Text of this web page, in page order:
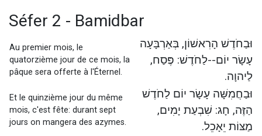
Séfer 2 - Bamidbar
Au premier mois, le
quatorzième jour de ce mois, la
pâque sera offerte à l'Éternel.
וּבַחֹדֶשׁ הָרִאשׁוֹן, בְּאַרְבָּעָה
עָשָׂר יוֹם--לַחֹדֶשׁ: פֶּסַח,
לַיהוָה.
Et le quinzième jour du même
mois, c'est fête: durant sept
jours on mangera des azymes.
וּבַחֲמִשָּׁה עָשָׂר יוֹם לַחֹדֶשׁ
הַזֶּה, חָג: שִׁבְעַת יָמִים,
מַצּוֹת יֵאָכֵל.